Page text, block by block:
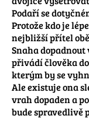
Podaří se
Protože kdo je
nejbližší přítel
Snaha
přivádí člověka
kterým by se
Ale existuje ona
vrah dopaden a
bude spravedlivě